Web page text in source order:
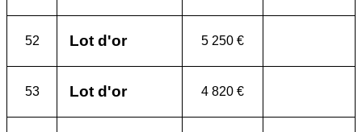
52 Lot d'or 5 250 €
53 Lot d'or 4 820 €